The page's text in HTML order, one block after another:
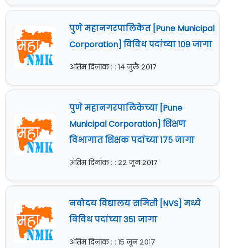
पुणे महानगरपालिकेत [Pune Municipal
Corporation] विविध पदांच्या १०९ जागा
अंतिम दिनांक : : १४ जुलै २०१७
पुणे महानगरपालिकेच्या [Pune
Municipal Corporation] शिक्षण
विभागात शिक्षक पदांच्या १७५ जागा
अंतिम दिनांक : : २२ जून २०१७
नवोदय विद्यालय समिती [NVS] मध्ये
विविध पदांच्या ३५१ जागा
अंतिम दिनांक : : १५ जून २०१७